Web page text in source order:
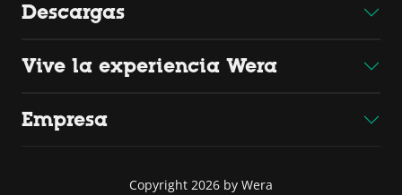
Descargas
Vive la experiencia Wera
Empresa
Copyright 2026 by Wera